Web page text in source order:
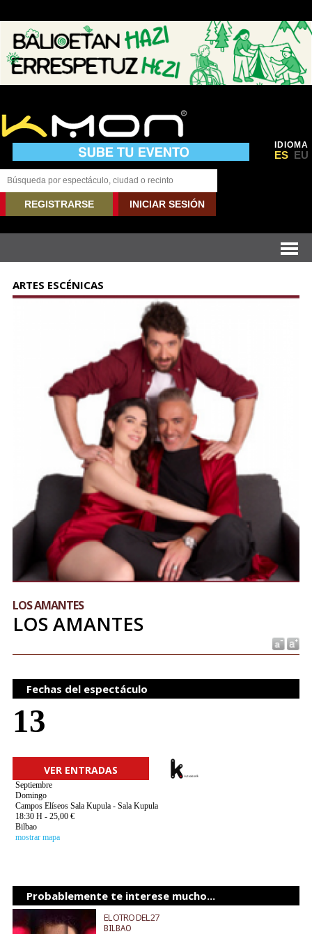
IDIOMA
ES EU
REGISTRARSE INICIAR SESIÓN
ARTES ESCÉNICAS
LOS AMANTES
LOS AMANTES
Fechas del espectáculo
13
VER ENTRADAS
Septiembre
Domingo
Campos Elíseos Sala Kupula - Sala Kupula
18:30 H - 25,00 €
Bilbao
mostrar mapa
Probablemente te interese mucho...
EL OTRO DEL 27
BILBAO